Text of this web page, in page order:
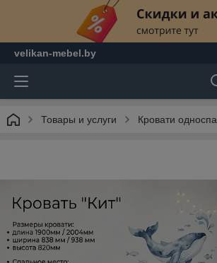
velikan-mebel.by
Товары и услуги Кровати